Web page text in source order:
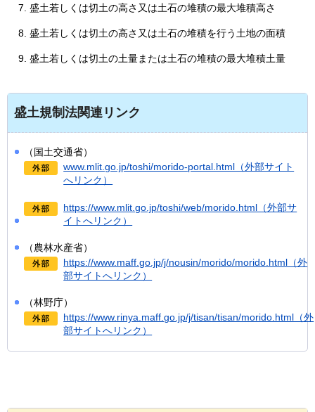
盛土若しくは切土の高さ又は土石の堆積の最大堆積高さ
盛土若しくは切土の高さ又は土石の堆積を行う土地の面積
盛土若しくは切土の土量または土石の堆積の最大堆積土量
盛土規制法関連リンク
（国土交通省）
www.mlit.go.jp/toshi/morido-portal.html（外部サイト
へリンク）
https://www.mlit.go.jp/toshi/web/morido.html（外部サ
イトへリンク）
（農林水産省）
https://www.maff.go.jp/j/nousin/morido/morido.html（外
部サイトへリンク）
（林野庁）
https://www.rinya.maff.go.jp/j/tisan/tisan/morido.html（外
部サイトへリンク）